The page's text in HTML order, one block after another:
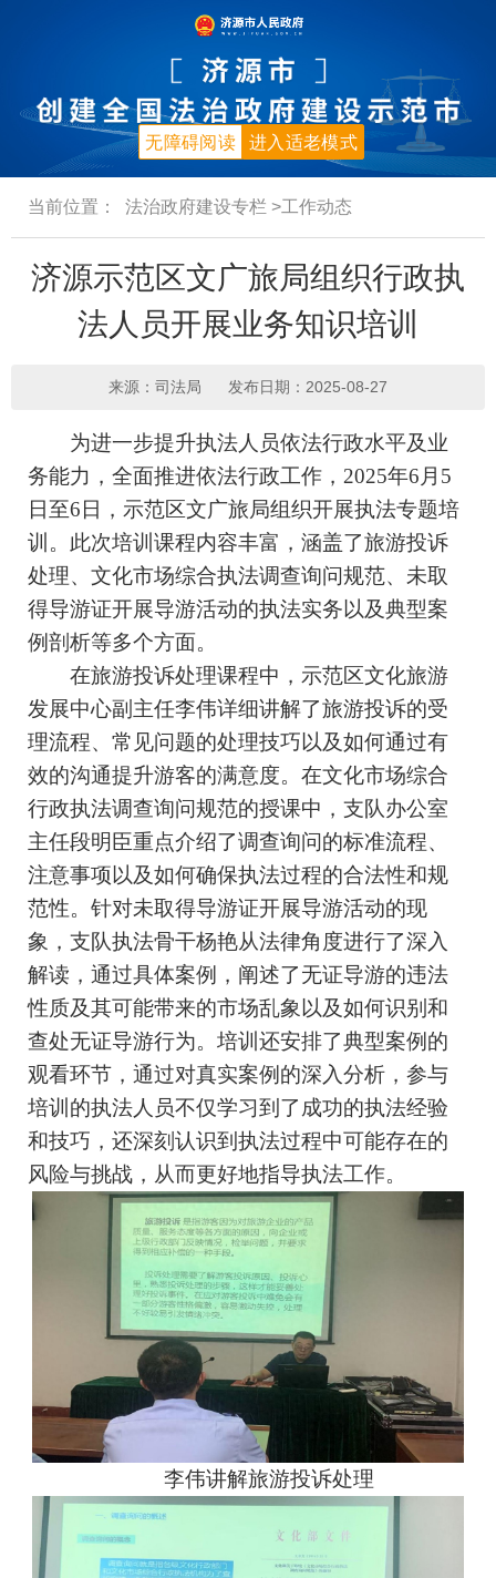
进入适老模式
无障碍阅读
当前位置： 法治政府建设专栏 >工作动态
济源示范区文广旅局组织行政执
法人员开展业务知识培训
来源：司法局 发布日期：2025-08-27
为进一步提升执法人员依法行政水平及业
务能力，全面推进依法行政工作，2025年6月5
日至6日，示范区文广旅局组织开展执法专题培
训。此次培训课程内容丰富，涵盖了旅游投诉
处理、文化市场综合执法调查询问规范、未取
得导游证开展导游活动的执法实务以及典型案
例剖析等多个方面。
在旅游投诉处理课程中，示范区文化旅游
发展中心副主任李伟详细讲解了旅游投诉的受
理流程、常见问题的处理技巧以及如何通过有
效的沟通提升游客的满意度。在文化市场综合
行政执法调查询问规范的授课中，支队办公室
主任段明臣重点介绍了调查询问的标准流程、
注意事项以及如何确保执法过程的合法性和规
范性。针对未取得导游证开展导游活动的现
象，支队执法骨干杨艳从法律角度进行了深入
解读，通过具体案例，阐述了无证导游的违法
性质及其可能带来的市场乱象以及如何识别和
查处无证导游行为。培训还安排了典型案例的
观看环节，通过对真实案例的深入分析，参与
培训的执法人员不仅学习到了成功的执法经验
和技巧，还深刻认识到执法过程中可能存在的
风险与挑战，从而更好地指导执法工作。
李伟讲解旅游投诉处理